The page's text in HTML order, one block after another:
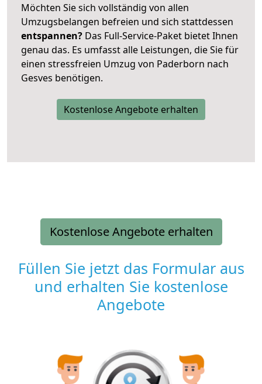
Möchten Sie sich vollständig von allen
Umzugsbelangen befreien und sich stattdessen
entspannen? Das Full-Service-Paket bietet Ihnen
genau das. Es umfasst alle Leistungen, die Sie für
einen stressfreien Umzug von Paderborn nach
Gesves benötigen.
Kostenlose Angebote erhalten
Kostenlose Angebote erhalten
Füllen Sie jetzt das Formular aus
und erhalten Sie kostenlose
Angebote